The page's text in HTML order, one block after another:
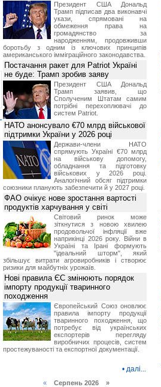
Президент США Дональд
Трамп підписав два виконавчі
укази, спрямовані на
обмеження права на
громадянство за
народженням, продовживши
боротьбу з одним із ключових принципів
американського імміграційного законодавства.
Постачання ракет для Patriot Україні
не буде: Трамп зробив заяву
Президент США Дональд
Трамп заявив, що
Сполученим Штатам самим
потрібні перехоплювачі до
систем Patriot.
НАТО анонсувало €70 млрд військової
підтримки України у 2026 році
Держави-члени НАТО
спрямують Україні €70 млрд
на військову допомогу,
обладнання та підготовку
військових у 2026 році.
Аналогічний обсяг підтримки
союзники планують забезпечити й у 2027 році.
ФАО очікує нове зростання вартості
продуктів харчування у світі
Світовий ринок може
зіткнутися з новою хвилею
продовольчої інфляції вже
наприкінці 2026 року. Війни в
Україні та Ірані формують
"ідеальний шторм", який
збільшує витрати агровиробників і створює
ризики для майбутніх урожаїв.
Нові правила ЄС змінюють порядок
імпорту продукції тваринного
походження
Європейський Союз оновлює
правила імпорту продукції
тваринного походження, що
потребує від українських
експортерів перегляду
виробничих процесів, систем
простежуваності та експортної документації.
• далі...
«Серпень 2026 »